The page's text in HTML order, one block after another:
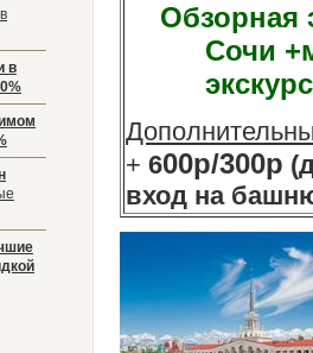
в
Обзорная
Сочи
+ 600р/300р
вход на